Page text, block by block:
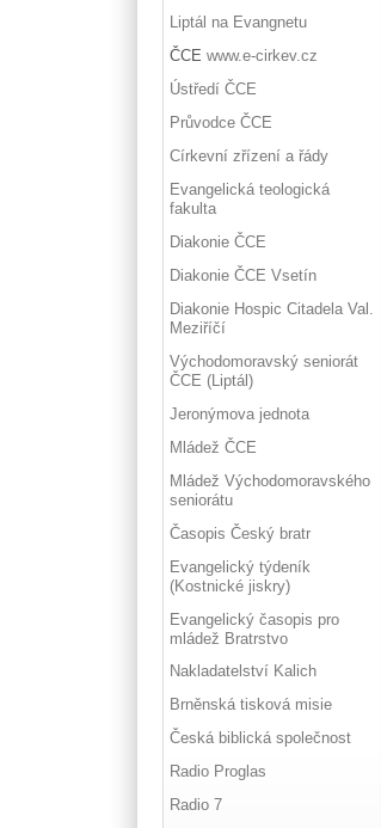
Liptál na Evangnetu
ČCEwww.e-cirkev.cz
Ústředí ČCE
Průvodce ČCE
Církevní zřízení a řády
Evangelická teologická
fakulta
Diakonie ČCE
Diakonie ČCE Vsetín
Diakonie Hospic Citadela Val.
Meziříčí
Východomoravský seniorát
ČCE (Liptál)
Jeronýmova jednota
Mládež ČCE
Mládež Východomoravského
seniorátu
Časopis Český bratr
Evangelický týdeník
(Kostnické jiskry)
Evangelický časopis pro
mládež Bratrstvo
Nakladatelství Kalich
Brněnská tisková misie
Česká biblická společnost
Radio Proglas
Radio 7